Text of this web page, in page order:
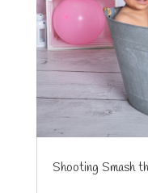
Shooting Smash